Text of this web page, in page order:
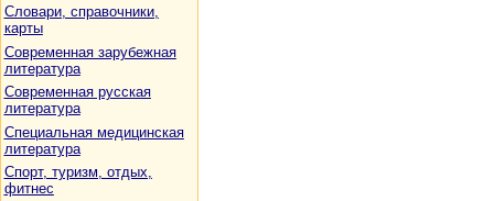
Словари, справочники,
карты
Современная зарубежная
литература
Современная русская
литература
Специальная медицинская
литература
Спорт, туризм, отдых,
фитнес